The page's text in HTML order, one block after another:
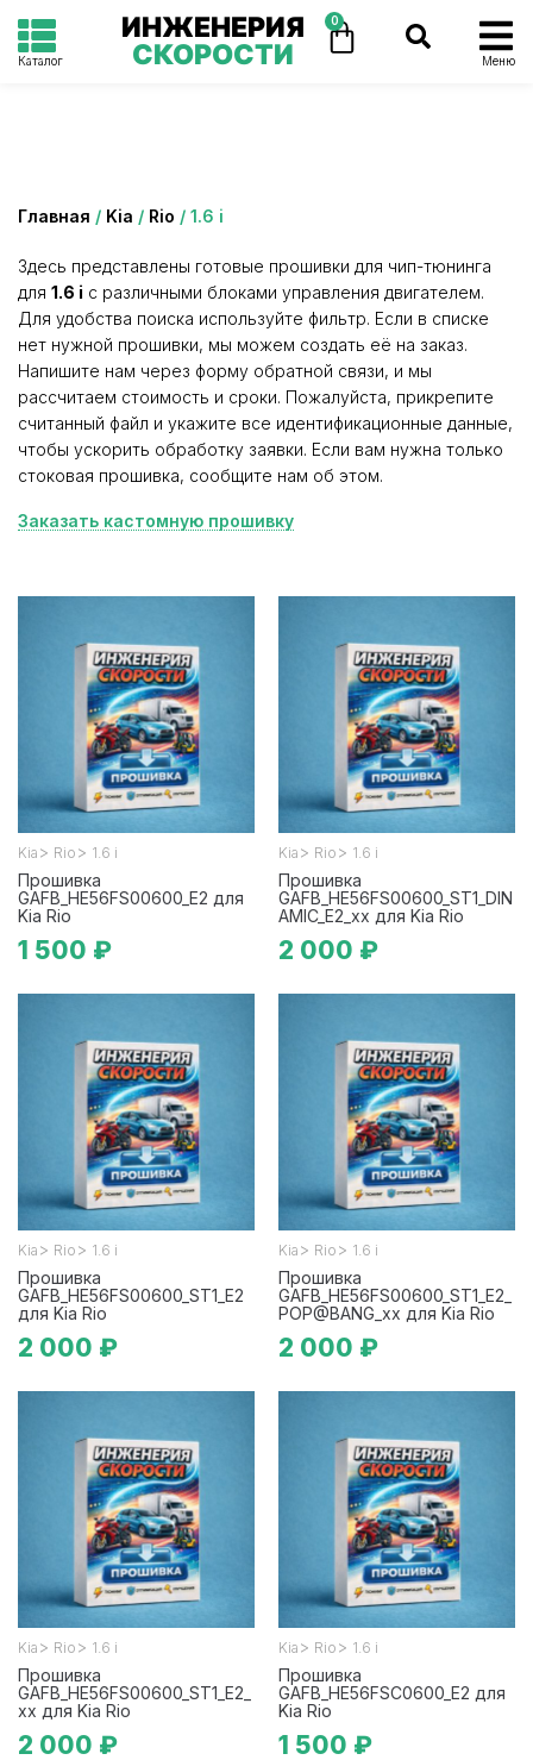
Каталог
ИНЖЕНЕРИЯ
СКОРОСТИ
0
Меню
Главная / Kia / Rio / 1.6 i
Здесь представлены готовые прошивки для чип-тюнинга
для 1.6 i с различными блоками управления двигателем.
Для удобства поиска используйте фильтр. Если в списке
нет нужной прошивки, мы можем создать её на заказ.
Напишите нам через форму обратной связи, и мы
рассчитаем стоимость и сроки. Пожалуйста, прикрепите
считанный файл и укажите все идентификационные данные,
чтобы ускорить обработку заявки. Если вам нужна только
стоковая прошивка, сообщите нам об этом.
Заказать кастомную прошивку
Kia > Rio > 1.6 i
Прошивка
GAFB_HE56FS00600_E2 для
Kia Rio
1 500 ₽
Kia > Rio > 1.6 i
Прошивка
GAFB_HE56FS00600_ST1_DIN
AMIC_E2_xx для Kia Rio
2 000 ₽
Kia > Rio > 1.6 i
Прошивка
GAFB_HE56FS00600_ST1_E2
для Kia Rio
2 000 ₽
Kia > Rio > 1.6 i
Прошивка
GAFB_HE56FS00600_ST1_E2_
POP@BANG_xx для Kia Rio
2 000 ₽
Kia > Rio > 1.6 i
Прошивка
GAFB_HE56FS00600_ST1_E2_
xx для Kia Rio
2 000 ₽
Kia > Rio > 1.6 i
Прошивка
GAFB_HE56FSC0600_E2 для
Kia Rio
1 500 ₽